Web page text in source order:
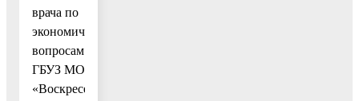
врача по
экономическим
вопросам
ГБУЗ МО
«Воскресенская